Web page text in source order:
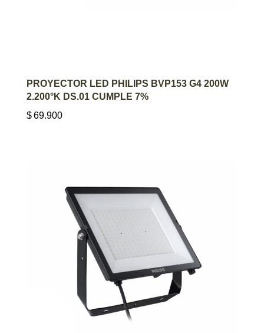
AGREGAR AL CARRITO
PROYECTOR LED PHILIPS BVP153 G4 200W
2.200°K DS.01 CUMPLE 7%
$69.900